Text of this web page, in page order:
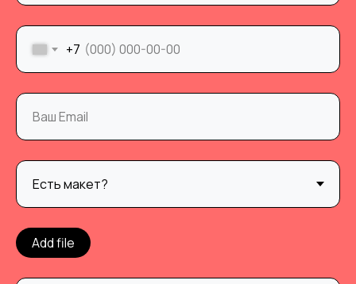
+7
Add file